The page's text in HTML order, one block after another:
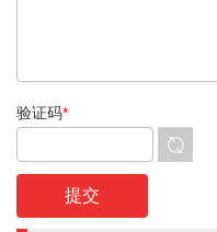
验证码*